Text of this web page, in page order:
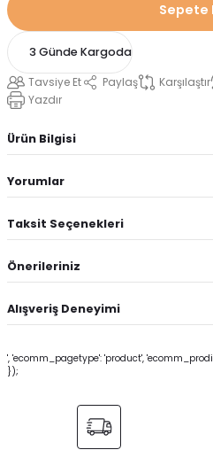
Sepete
3 Günde Kargoda
Tavsiye Et Paylaş Karşılaştır
Yazdır
Ürün Bilgisi
Yorumlar
Taksit Seçenekleri
Önerileriniz
Alışveriş Deneyimi
', 'ecomm_pagetype': 'product',
});